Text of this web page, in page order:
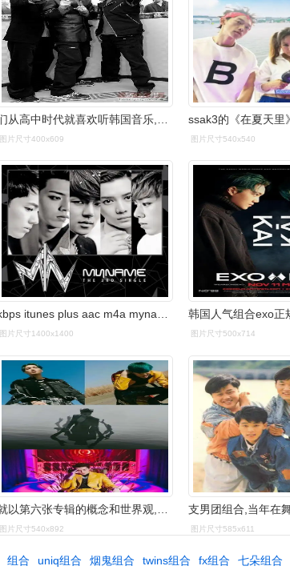
图片尺寸400x609 图片尺寸540x540
kbps itunes plus aac m4a myname collaborates with deux’s
图片尺寸1400x1400 图片尺寸500x714
就以第六张专辑的概念和世界观,组合了故事情节的"#exodeux"宣传,接连
图片尺寸540x892 图片尺寸585x611
组合 uniq组合 烟鬼组合 twins组合 fx组合 七朵组合